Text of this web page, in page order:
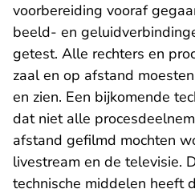
voorbereiding vooraf
beeld- en
getest. Alle rechters en
zaal en op afstand
en zien. Een bijkomende
dat niet alle
afstand gefilmd mochten
livestream en de televisie.
technische middelen heeft